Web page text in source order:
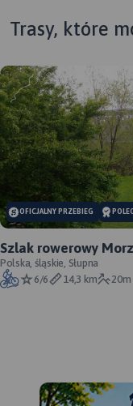
MAPA TURYSTYCZNA W
APLIKACJI TRASEO
Trasy, które
OFICJALNY PRZEBIEG
Szlak rowerowy
oficjalny przebieg
Polska, śląskie, Słupna
6/6
14,3 km 20m